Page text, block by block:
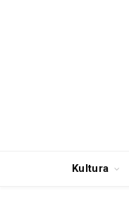
Kultura